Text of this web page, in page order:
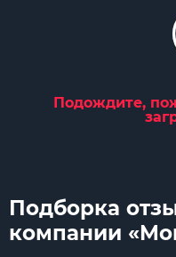
Подождите,
Подборка
компании